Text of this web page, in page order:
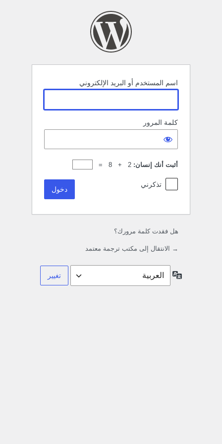
اسم المستخدم أو البريد الإلكتروني
كلمة المرور
أثبت أنك إنسان: 2 + 8 =
تذكرني
هل فقدت كلمة مرورك؟
→ الانتقال إلى مكتب ترجمة معتمد
اللغة